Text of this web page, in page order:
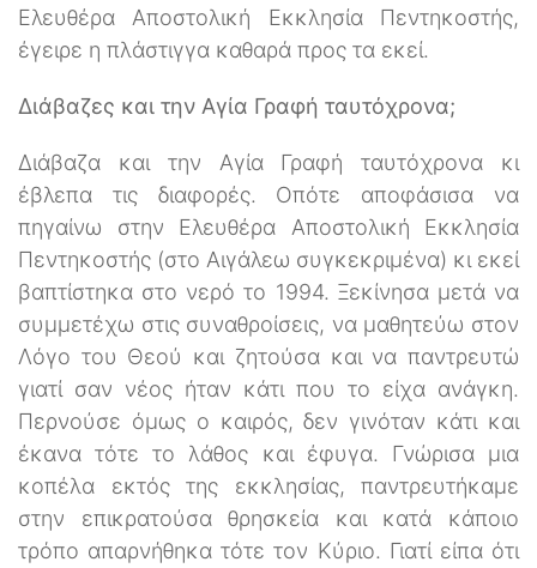
Ελευθέρα Αποστολική Εκκλησία Πεντηκοστής,
έγειρε η πλάστιγγα καθαρά προς τα εκεί.
Διάβαζες και την Αγία Γραφή ταυτόχρονα;
Διάβαζα και την Αγία Γραφή ταυτόχρονα κι
έβλεπα τις διαφορές. Οπότε αποφάσισα να
πηγαίνω στην Ελευθέρα Αποστολική Εκκλησία
Πεντηκοστής (στο Αιγάλεω συγκεκριμένα) κι εκεί
βαπτίστηκα στο νερό το 1994. Ξεκίνησα μετά να
συμμετέχω στις συναθροίσεις, να μαθητεύω στον
Λόγο του Θεού και ζητούσα και να παντρευτώ
γιατί σαν νέος ήταν κάτι που το είχα ανάγκη.
Περνούσε όμως ο καιρός, δεν γινόταν κάτι και
έκανα τότε το λάθος και έφυγα. Γνώρισα μια
κοπέλα εκτός της εκκλησίας, παντρευτήκαμε
στην επικρατούσα θρησκεία και κατά κάποιο
τρόπο απαρνήθηκα τότε τον Κύριο. Γιατί είπα ότι